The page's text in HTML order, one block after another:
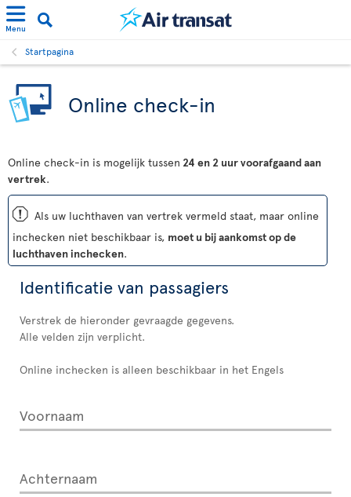
Menu
Startpagina
Online check-in
Online check-in is mogelijk tussen 24 en 2 uur voorafgaand aan
vertrek.
ü Als uw luchthaven van vertrek vermeld staat, maar online
inchecken niet beschikbaar is, moet u bij aankomst op de
luchthaven inchecken.
Identificatie van passagiers
Verstrek de hieronder gevraagde gegevens.
Alle velden zijn verplicht.
Online inchecken is alleen beschikbaar in het Engels
Voornaam
Achternaam